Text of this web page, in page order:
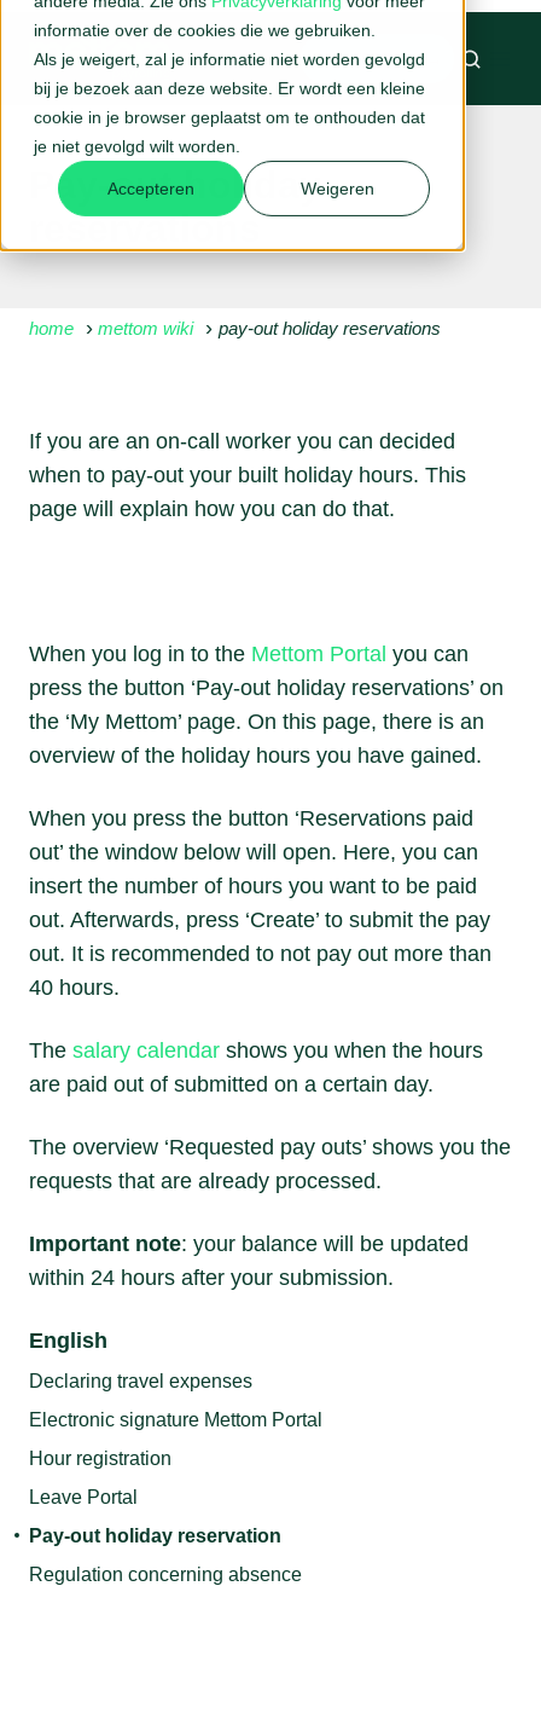
informatie over de cookies die we gebruiken.
Als je weigert, zal je informatie niet worden gevolgd
bij je bezoek aan deze website. Er wordt een kleine
cookie in je browser geplaatst om te onthouden dat
je niet gevolgd wilt worden.
Accepteren Weigeren
BELAFSPRAAK →
Pay-out holiday
reservations
home mettom wiki pay-out holiday reservations
If you are an on-call worker you can decided
when to pay-out your built holiday hours. This
page will explain how you can do that.
When you log in to the Mettom Portal you can
press the button ‘Pay-out holiday reservations’ on
the ‘My Mettom’ page. On this page, there is an
overview of the holiday hours you have gained.
When you press the button ‘Reservations paid
out’ the window below will open. Here, you can
insert the number of hours you want to be paid
out. Afterwards, press ‘Create’ to submit the pay
out. It is recommended to not pay out more than
40 hours.
The salary calendar shows you when the hours
are paid out of submitted on a certain day.
The overview ‘Requested pay outs’ shows you the
requests that are already processed.
Important note: your balance will be updated
within 24 hours after your submission.
English
Declaring travel expenses
Electronic signature Mettom Portal
Hour registration
Leave Portal
Pay-out holiday reservation
Regulation concerning absence